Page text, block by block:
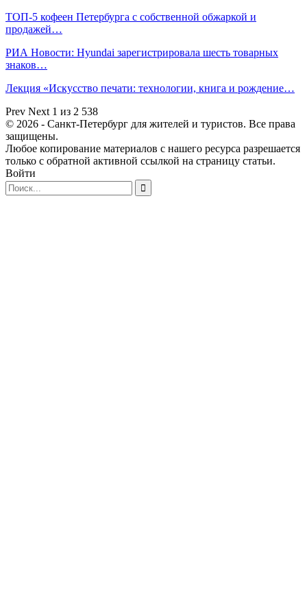
ТОП-5 кофеен Петербурга с собственной обжаркой и
продажей…
РИА Новости: Hyundai зарегистрировала шесть товарных
знаков…
Лекция «Искусство печати: технологии, книга и рождение…
Prev Next 1 из 2 538
© 2026 - Санкт-Петербург для жителей и туристов. Все права
защищены.
Любое копирование материалов с нашего ресурса разрешается
только с обратной активной ссылкой на страницу статьи.
Войти